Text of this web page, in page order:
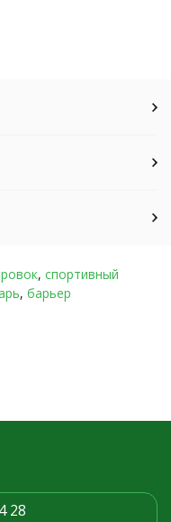
, спортивный
, барьер
28